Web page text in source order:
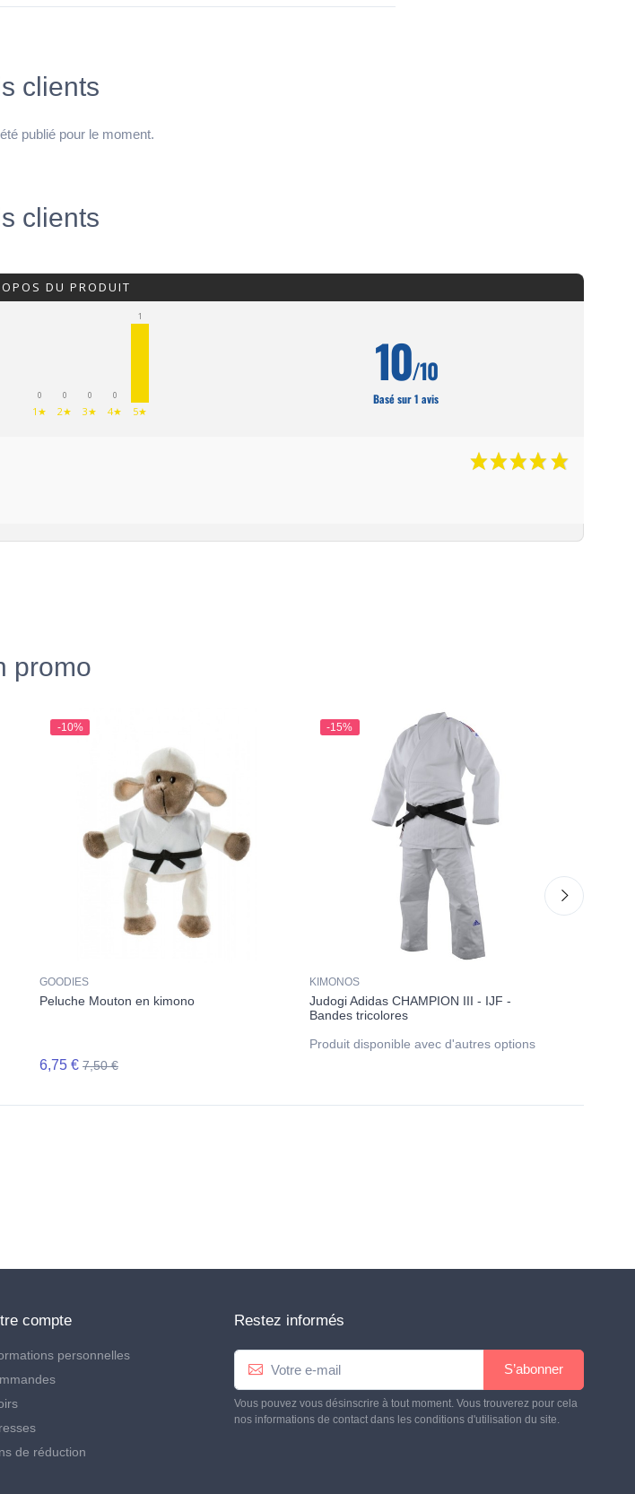
clients
DU PRODUIT
0
1★
0
2★
0
3★
0
4★
1
5★
10/10
Basé sur 1 avis
clients
publié pour le moment.
promo
-10%
GOODIES
Peluche Mouton en kimono
6,75 € 7,50 €
-15%
KIMONOS
Judogi Adidas CHAMPION III - IJF -
Bandes tricolores
Produit disponible avec d'autres options
compte
personnelles
de réduction
Restez informés
S’abonner
Vous pouvez vous désinscrire à tout moment. Vous trouverez pour cela
nos informations de contact dans les conditions d'utilisation du site.